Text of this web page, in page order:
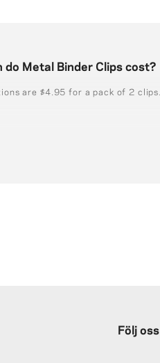
do Metal Binder Clips cost?
are $4.95 for a pack of 2 clips.
Följ oss